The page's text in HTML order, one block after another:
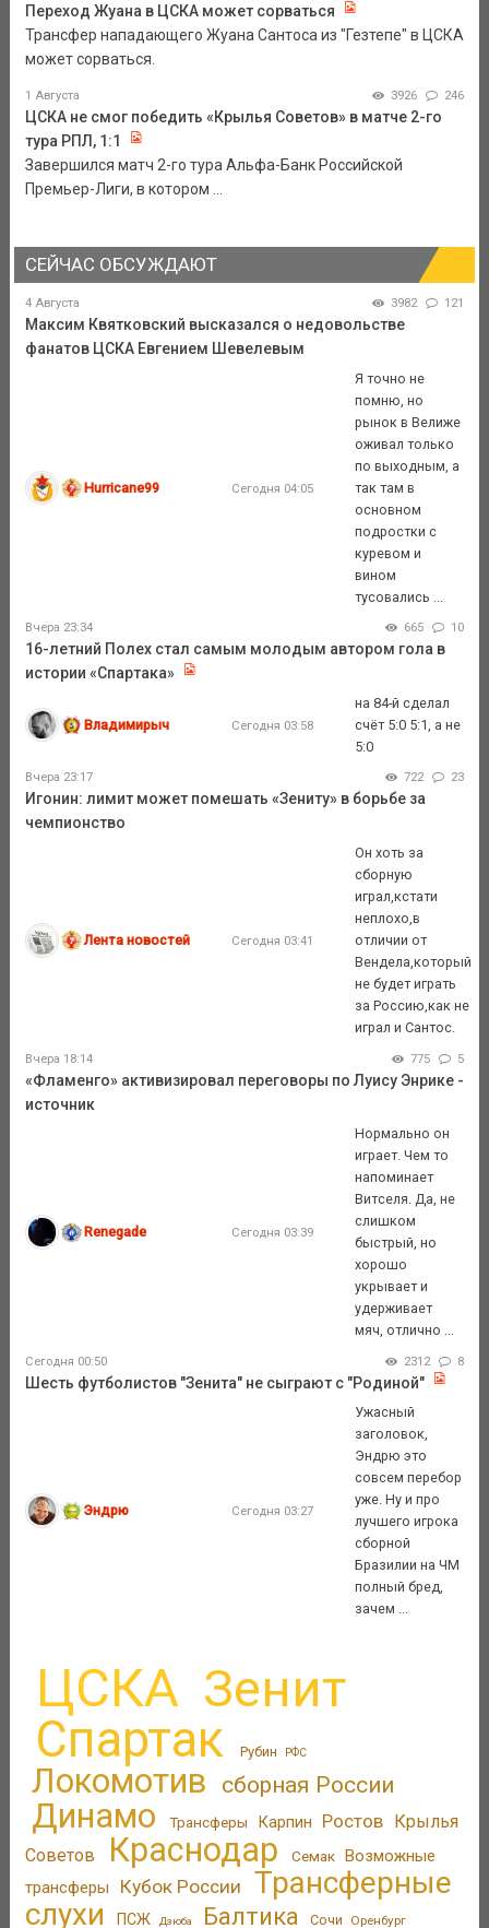
Переход Жуана в ЦСКА может сорваться
Трансфер нападающего Жуана Сантоса из "Гезтепе" в ЦСКА
может сорваться.
1 Августа 3926 246
ЦСКА не смог победить «Крылья Советов» в матче 2-го
тура РПЛ, 1:1
Завершился матч 2-го тура Альфа-Банк Российской
Премьер-Лиги, в котором ...
СЕЙЧАС ОБСУЖДАЮТ
4 Августа 3982 121
Максим Квятковский высказался о недовольстве
фанатов ЦСКА Евгением Шевелевым
Hurricane99 Сегодня 04:05
Я точно не
помню, но
рынок в Велиже
оживал только
по выходным, а
так там в
основном
подростки с
куревом и
вином
тусовались ...
Вчера 23:34 665 10
16-летний Полех стал самым молодым автором гола в
истории «Спартака»
Владимирыч Сегодня 03:58
на 84-й сделал
счёт 5:0 5:1, а не
5:0
Вчера 23:17 722 23
Игонин: лимит может помешать «Зениту» в борьбе за
чемпионство
Лента новостей Сегодня 03:41
Он хоть за
сборную
играл,кстати
неплохо,в
отличии от
Вендела,который
не будет играть
за Россию,как не
играл и Сантос.
Вчера 18:14 775 5
«Фламенго» активизировал переговоры по Луису Энрике -
источник
Renegade Сегодня 03:39
Нормально он
играет. Чем то
напоминает
Витселя. Да, не
слишком
быстрый, но
хорошо
укрывает и
удерживает
мяч, отлично ...
Сегодня 00:50 2312 8
Шесть футболистов "Зенита" не сыграют с "Родиной"
Эндрю Сегодня 03:27
Ужасный
заголовок,
Эндрю это
совсем перебор
уже. Ну и про
лучшего игрока
сборной
Бразилии на ЧМ
полный бред,
зачем ...
ЦСКА Зенит
Спартак Рубин РФС
Локомотив сборная России
Динамо Трансферы Карпин Ростов Крылья
Советов
Краснодар Семак Возможные
трансферы
Кубок России
Трансферные
слухи
ПСЖ Дзюба Балтика Сочи Оренбург